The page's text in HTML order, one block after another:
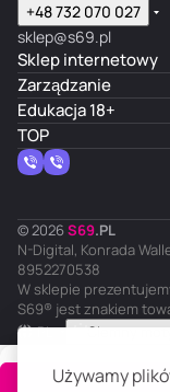
Używamy
+48 732 070 027
sklep@s69.pl
Sklep internetowy
Zarządzanie
Edukacja 18+
TOP
© 2026 S69.PL
N-Digital, Konrada
8952270538
W sklepie
S69® jest znakiem
PL
Ciemny